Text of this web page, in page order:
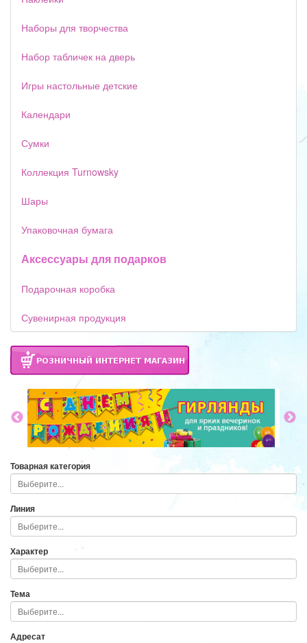
Наборы для творчества
Набор табличек на дверь
Игры настольные детские
Календари
Сумки
Коллекция Turnowsky
Шары
Упаковочная бумага
Аксессуары для подарков
Подарочная коробка
Сувенирная продукция
Товарная категория
Линия
Характер
Тема
Адресат